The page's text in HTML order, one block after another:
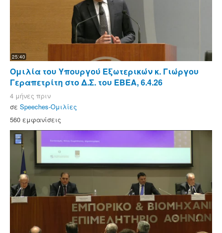
25:40
Ομιλία του Υπουργού Εξωτερικών κ. Γιώργου
Γεραπετρίτη στο Δ.Σ. του ΕΒΕΑ, 6.4.26
4 μήνες πριν
σε Speeches-Ομιλίες
560 εμφανίσεις